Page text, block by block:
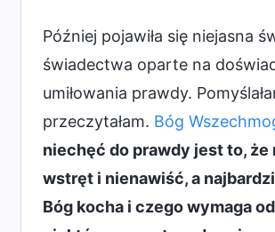
Później pojawiła się niejasna
świadectwa oparte na
umiłowania prawdy.
przeczytałam. Bóg
niechęć do prawdy jest to,
wstręt i nienawiść, a
Bóg kocha i czego wymaga